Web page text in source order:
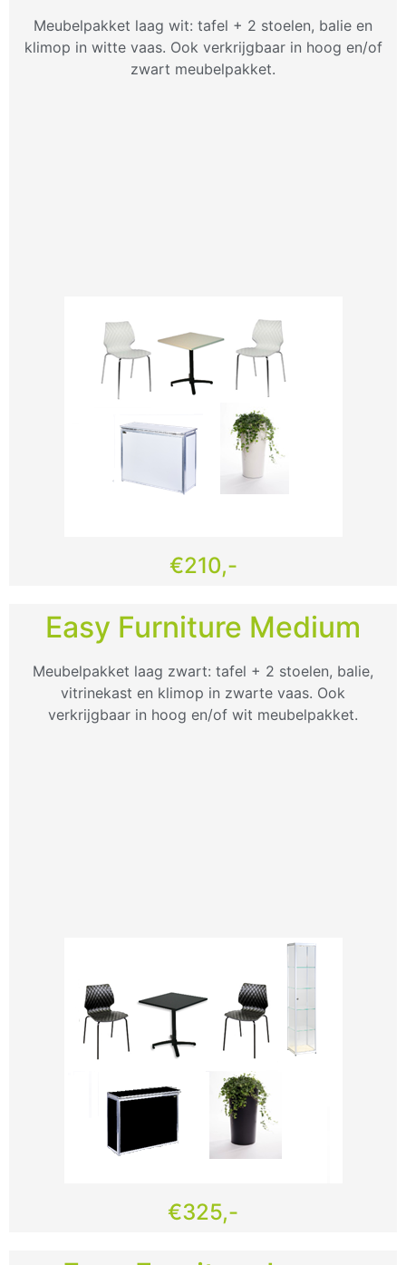
Meubelpakket laag wit: tafel + 2 stoelen, balie en
klimop in witte vaas. Ook verkrijgbaar in hoog en/of
zwart meubelpakket.
€210,-
Easy Furniture Medium
Meubelpakket laag zwart: tafel + 2 stoelen, balie,
vitrinekast en klimop in zwarte vaas. Ook
verkrijgbaar in hoog en/of wit meubelpakket.
€325,-